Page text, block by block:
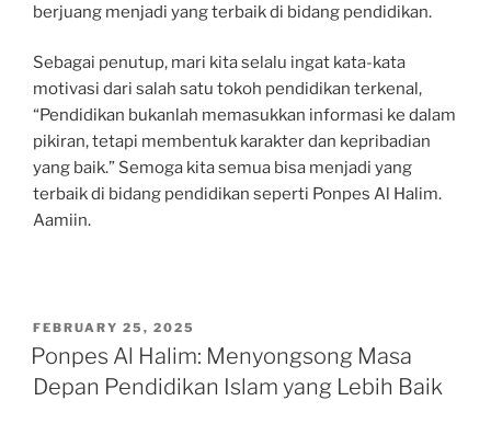
berjuang menjadi yang terbaik di bidang pendidikan.
Sebagai penutup, mari kita selalu ingat kata-kata
motivasi dari salah satu tokoh pendidikan terkenal,
“Pendidikan bukanlah memasukkan informasi ke dalam
pikiran, tetapi membentuk karakter dan kepribadian
yang baik.” Semoga kita semua bisa menjadi yang
terbaik di bidang pendidikan seperti Ponpes Al Halim.
Aamiin.
POSTED
ON
FEBRUARY 25, 2025
Ponpes Al Halim: Menyongsong Masa
Depan Pendidikan Islam yang Lebih Baik